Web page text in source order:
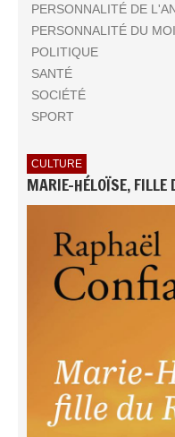
PERSONNALITÉ DE
PERSONNALITÉ DU
POLITIQUE
SANTÉ
SOCIÉTÉ
SPORT
CULTURE
MARIE-HÉLOÏSE,